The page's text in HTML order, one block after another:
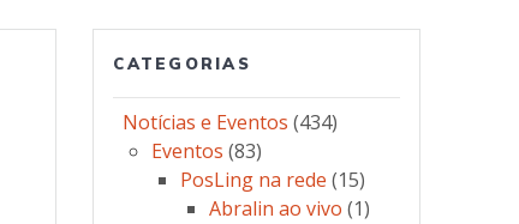
CATEGORIAS
Notícias e Eventos (434)
Eventos (83)
PosLing na rede (15)
Abralin ao vivo (1)